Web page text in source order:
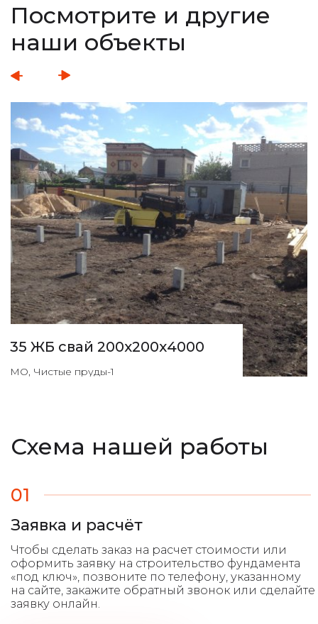
Посмотрите и другие
наши объекты
35 ЖБ свай 200х200х4000
МО, Чистые пруды-1
Схема нашей работы
01
Заявка и расчёт
Чтобы сделать заказ на расчет стоимости или
оформить заявку на строительство фундамента
«под ключ», позвоните по телефону, указанному
на сайте, закажите обратный звонок или сделайте
заявку онлайн.